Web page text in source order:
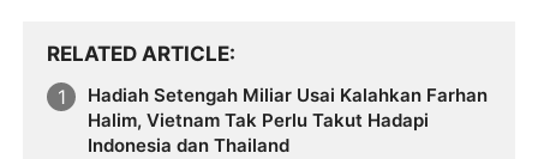
RELATED ARTICLE
Hadiah Setengah Miliar Usai Kalahkan Farhan
Halim, Vietnam Tak Perlu Takut Hadapi
Indonesia dan Thailand